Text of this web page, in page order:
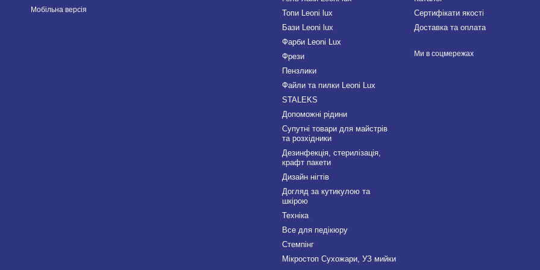
Мобільна версія
Топи Leoni lux
Бази Leoni lux
Фарби Leoni Lux
Фрези
Пензлики
Файли та пилки Leoni Lux
STALEKS
Допоможні рідини
Супутні товари для майстрів
та розхідники
Дезинфекція, стерилізація,
крафт пакети
Дизайн нігтів
Догляд за кутикулою та
шкірою
Техніка
Все для педікюру
Стемпінг
Мікростоп Сухожари, УЗ мийки
Сертифікати якості
Доставка та оплата
Ми в соцмережах